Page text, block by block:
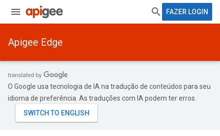
FAZER LOGIN
Apigee Edge
O Google usa tecnologia de IA na tradução de conteúdos para seu
idioma de preferência. As traduções com IA podem ter erros.